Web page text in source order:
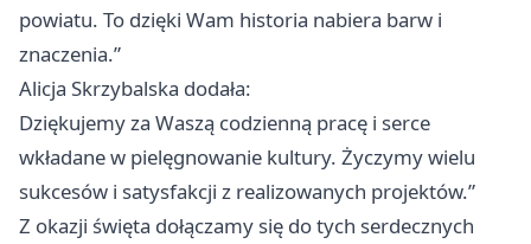
powiatu. To dzięki Wam historia nabiera barw i
znaczenia.”
Alicja Skrzybalska dodała:
Dziękujemy za Waszą codzienną pracę i serce
wkładane w pielęgnowanie kultury. Życzymy wielu
sukcesów i satysfakcji z realizowanych projektów.”
Z okazji święta dołączamy się do tych serdecznych